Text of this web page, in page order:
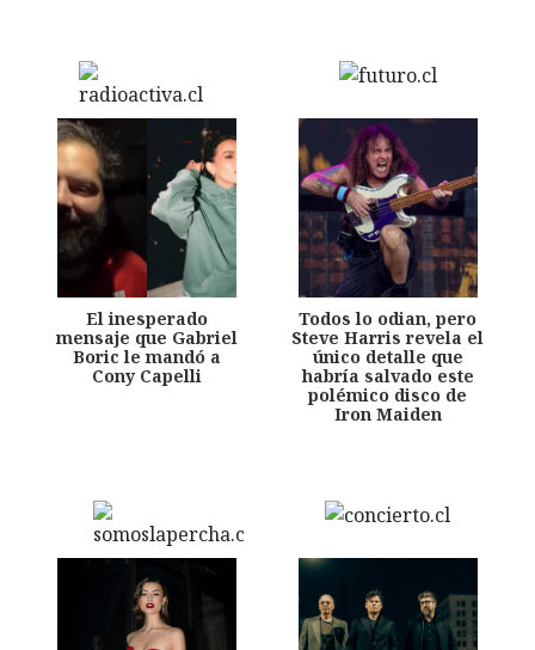
El inesperado
mensaje que Gabriel
Boric le mandó a
Cony Capelli
Todos lo odian, pero
Steve Harris revela el
único detalle que
habría salvado este
polémico disco de
Iron Maiden